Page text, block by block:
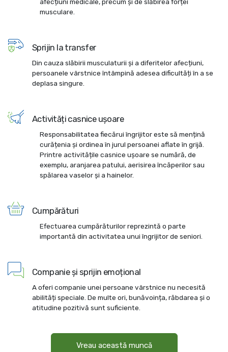
musculare.
Sprijin la transfer
Din cauza slăbirii musculaturii și a diferitelor afecțiuni,
persoanele vârstnice întâmpină adesea dificultăți în a se
deplasa singure.
Activități casnice ușoare
Responsabilitatea fiecărui îngrijitor este să mențină
curățenia și ordinea în jurul persoanei aflate în grijă.
Printre activitățile casnice ușoare se numără, de
exemplu, aranjarea patului, aerisirea încăperilor sau
spălarea vaselor și a hainelor.
Cumpărături
Efectuarea cumpărăturilor reprezintă o parte
importantă din activitatea unui îngrijitor de seniori.
Companie și sprijin emoțional
A oferi companie unei persoane vârstnice nu necesită
abilități speciale. De multe ori, bunăvoința, răbdarea și o
atitudine pozitivă sunt suficiente.
Vreau această muncă